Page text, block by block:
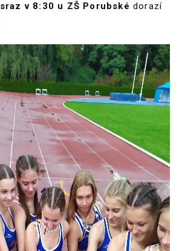
sraz v 8:30 u ZŠ Porubské dorazí